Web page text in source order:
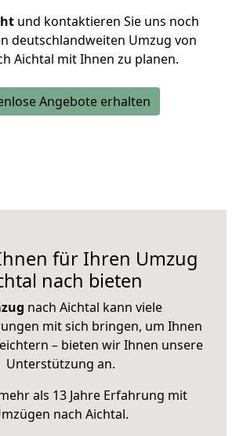
und kontaktieren Sie uns noch
deutschlandweiten Umzug von
Aichtal mit Ihnen zu planen.
Angebote erhalten
für Ihren Umzug
nach bieten
nach Aichtal kann viele
mit sich bringen, um Ihnen
– bieten wir Ihnen unsere
Unterstützung an.
als 13 Jahre Erfahrung mit
nach Aichtal.